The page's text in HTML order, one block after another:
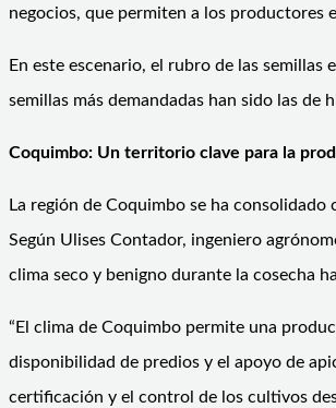
negocios, que permiten a los productores
En este escenario, el rubro de las
semillas más demandadas han sido las
Coquimbo: Un territorio clave para la
La región de Coquimbo se ha
Según Ulises Contador, ingeniero
clima seco y benigno durante la cosecha
“El clima de Coquimbo permite una
disponibilidad de predios y el apoyo de
certificación y el control de los cultivos